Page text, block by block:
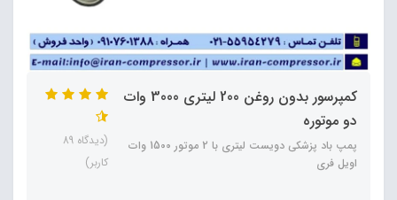
کمپرسور بدون روغن 200 لیتری 3000 وات
دو موتوره
پمپ باد پزشکی دویست لیتری با 2 موتور 1500 وات
اویل فری
(دیدگاه 89
کاربر)